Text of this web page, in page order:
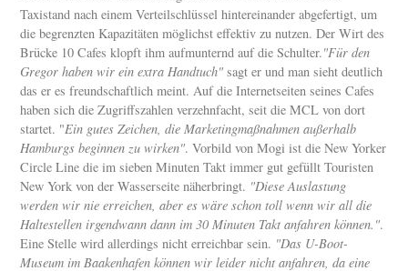
Taxistand nach einem Verteilschlüssel hintereinander abgefertigt, um
die begrenzten Kapazitäten möglichst effektiv zu nutzen. Der Wirt des
Brücke 10 Cafes klopft ihm aufmunternd auf die Schulter."Für den
Gregor haben wir ein extra Handtuch" sagt er und man sieht deutlich
das er es freundschaftlich meint. Auf die Internetseiten seines Cafes
haben sich die Zugriffszahlen verzehnfacht, seit die MCL von dort
startet. "Ein gutes Zeichen, die Marketingmaßnahmen außerhalb
Hamburgs beginnen zu wirken". Vorbild von Mogi ist die New Yorker
Circle Line die im sieben Minuten Takt immer gut gefüllt Touristen
New York von der Wasserseite näherbringt. "Diese Auslastung
werden wir nie erreichen, aber es wäre schon toll wenn wir all die
Haltestellen irgendwann dann im 30 Minuten Takt anfahren können.".
Eine Stelle wird allerdings nicht erreichbar sein. "Das U-Boot-
Museum im Baakenhafen können wir leider nicht anfahren, da eine